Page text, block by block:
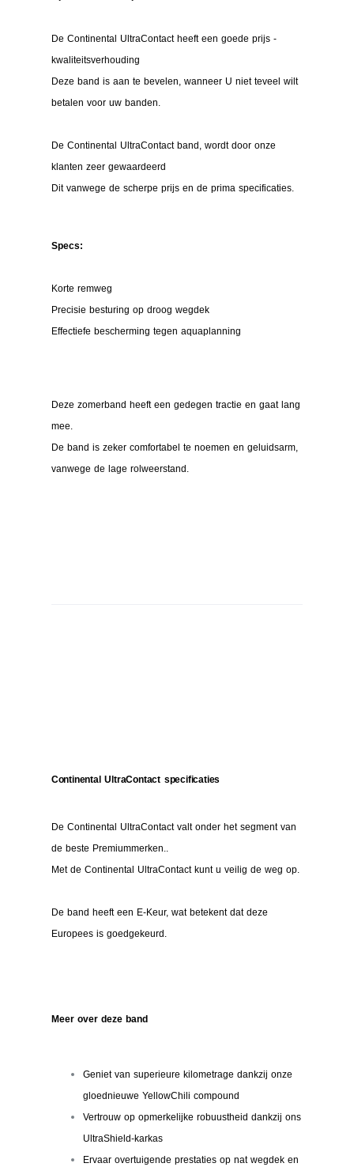
De Continental UltraContact heeft een goede prijs -
kwaliteitsverhouding
Deze band is aan te bevelen, wanneer U niet teveel wilt
betalen voor uw banden.
De Continental UltraContact band, wordt door onze
klanten zeer gewaardeerd
Dit vanwege de scherpe prijs en de prima specificaties.
Specs:
Korte remweg
Precisie besturing op droog wegdek
Effectiefe bescherming tegen aquaplanning
Deze zomerband heeft een gedegen tractie en gaat lang
mee.
De band is zeker comfortabel te noemen en geluidsarm,
vanwege de lage rolweerstand.
Continental UltraContact specificaties
De Continental UltraContact valt onder het segment van
de beste Premiummerken..
Met de Continental UltraContact kunt u veilig de weg op.
De band heeft een E-Keur, wat betekent dat deze
Europees is goedgekeurd.
Meer over deze band
Geniet van superieure kilometrage dankzij onze
gloednieuwe YellowChili compound
Vertrouw op opmerkelijke robuustheid dankzij ons
UltraShield-karkas
Ervaar overtuigende prestaties op nat wegdek en